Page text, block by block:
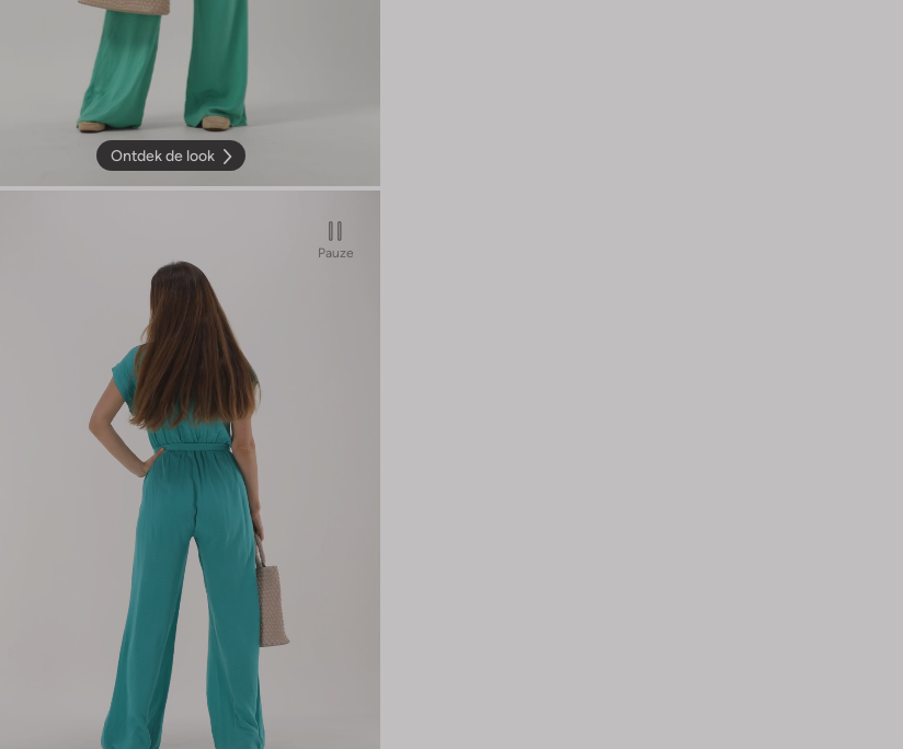
Ontdek de look
Pauze